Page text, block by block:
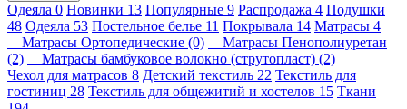
Одеяла 0 Новинки 13 Популярные 9 Распродажа 4 Подушки
48 Одеяла 53 Постельное белье 11 Покрывала 14 Матрасы 4
Матрасы Ортопедические (0)
Матрасы Пенополиуретан
(2)
Матрасы бамбуковое волокно (струтопласт) (2)
Чехол для матрасов 8 Детский текстиль 22 Текстиль для
гостиниц 28 Текстиль для общежитий и хостелов 15 Ткани